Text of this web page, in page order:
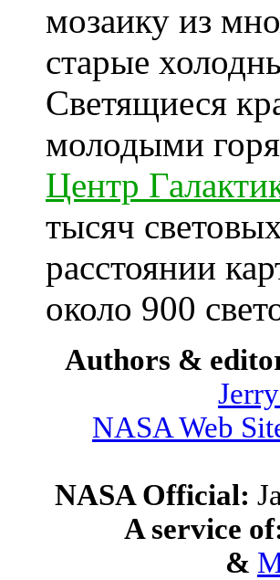
мозаику из
старые
Светящиеся
молодыми
Центр
тысяч
расстоянии
около 900
Authors &
NASA Web
NASA Official:
A service
&